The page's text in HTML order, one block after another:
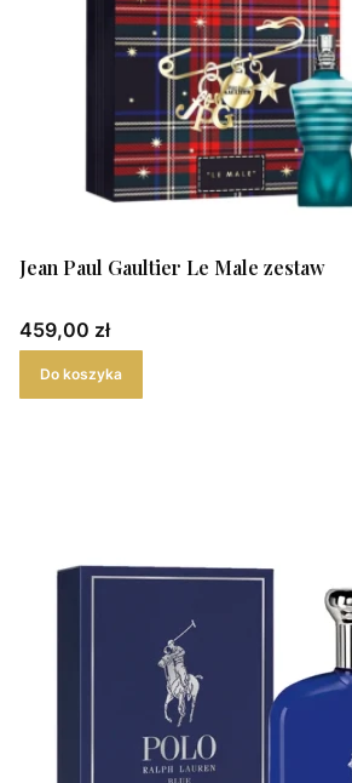
Jean Paul Gaultier Le Male zestaw
Cena
459,00 zł
Do koszyka